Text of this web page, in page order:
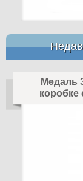
Медаль
коробке